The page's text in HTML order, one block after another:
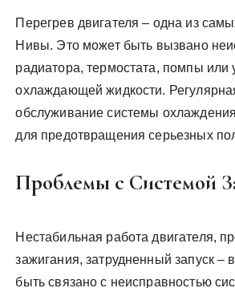
Перегрев двигателя – одна из
Нивы. Это может быть вызвано
радиатора, термостата, помпы или
охлаждающей жидкости.
обслуживание системы
для предотвращения серьезных
Проблемы с Системой
Нестабильная работа двигателя,
зажигания, затрудненный запуск –
быть связано с неисправностью